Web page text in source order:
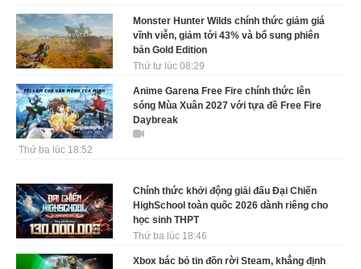
Monster Hunter Wilds chính thức giảm giá
vĩnh viễn, giảm tới 43% và bổ sung phiên
bản Gold Edition
Thứ tư lúc 08:29
Anime Garena Free Fire chính thức lên
sóng Mùa Xuân 2027 với tựa đề Free Fire
Daybreak
Thứ ba lúc 18:52
Chính thức khởi động giải đấu Đại Chiến
HighSchool toàn quốc 2026 dành riêng cho
học sinh THPT
Thứ ba lúc 18:46
Xbox bác bỏ tin đồn rời Steam, khẳng định